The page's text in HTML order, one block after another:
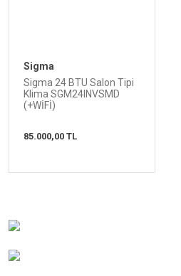
Sigma
Sigma 24 BTU Salon Tipi
Klima SGM24INVSMD
(+WİFİ)
85.000,00 TL